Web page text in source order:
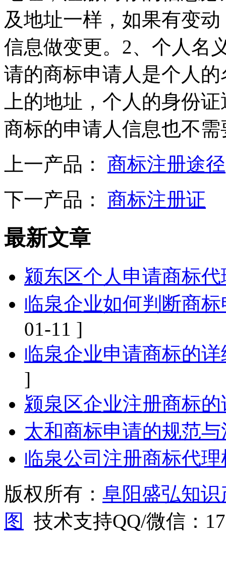
及地址一样，如果有变
信息做变更。2、个人
请的商标申请人是个人
上的地址，个人的身份
商标的申请人信息也不
上一产品： 商标注册途径
下一产品： 商标注册证
最新文章
颍东区个人申请商标
临泉企业如何判断商
01-11 ]
临泉企业申请商标的
]
颍泉区企业注册商标
太和商标申请的规范
临泉公司注册商标代
版权所有： 阜阳盛弘知
图
技术支持QQ/微信：